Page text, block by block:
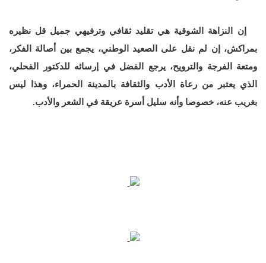
إن النزاهة الشوقية هي تقليد ثقافي وترفيهي جميل قل نظيره
بمراكش، إن لم نقل على الصعيد الوطني، يجمع بين أصالة الفكر،
ومتعة الفرجة والترويح، يرجع الفضل في إرسائه للدكتور الفحلي،
الذي يعتبر من رعاة الأدب والثقافة بالمدينة الحمراء، وهذا ليس
بغريب عنه، خصوصا وأنه سليل أسرة عريقة في الشعر والأدب.